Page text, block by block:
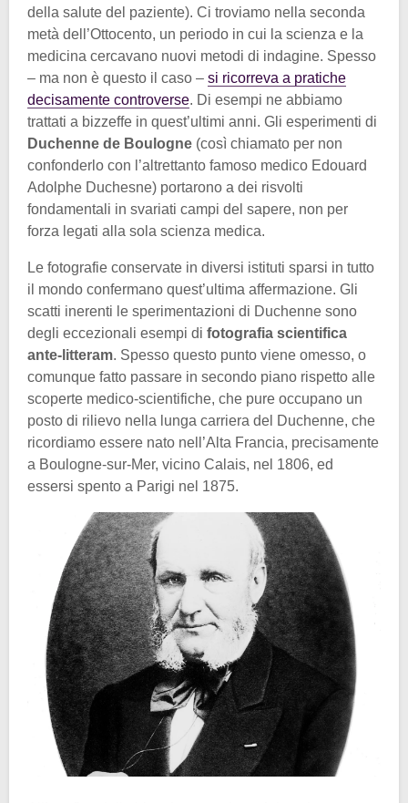
della salute del paziente). Ci troviamo nella seconda
metà dell’Ottocento, un periodo in cui la scienza e la
medicina cercavano nuovi metodi di indagine. Spesso
– ma non è questo il caso – si ricorreva a pratiche
decisamente controverse. Di esempi ne abbiamo
trattati a bizzeffe in quest’ultimi anni. Gli esperimenti di
Duchenne de Boulogne (così chiamato per non
confonderlo con l’altrettanto famoso medico Edouard
Adolphe Duchesne) portarono a dei risvolti
fondamentali in svariati campi del sapere, non per
forza legati alla sola scienza medica.
Le fotografie conservate in diversi istituti sparsi in tutto
il mondo confermano quest’ultima affermazione. Gli
scatti inerenti le sperimentazioni di Duchenne sono
degli eccezionali esempi di fotografia scientifica
ante-litteram. Spesso questo punto viene omesso, o
comunque fatto passare in secondo piano rispetto alle
scoperte medico-scientifiche, che pure occupano un
posto di rilievo nella lunga carriera del Duchenne, che
ricordiamo essere nato nell’Alta Francia, precisamente
a Boulogne-sur-Mer, vicino Calais, nel 1806, ed
essersi spento a Parigi nel 1875.